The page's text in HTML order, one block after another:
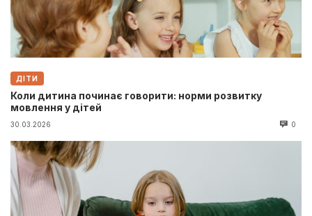
ДІТИ
Коли дитина починає говорити: норми розвитку
мовлення у дітей
30.03.2026 0